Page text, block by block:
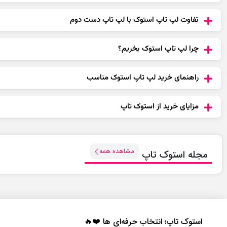
تفاوت لپ تاپ استوک با لپ تاپ دست دوم
چرا لپ تاپ استوک بخریم؟
راهنمای خرید لپ تاپ استوک مناسب
مزایای خرید از استوک تاپ
مجله استوک تاپ مشاهده همه
استوک تاپ؛ انتخاب حرفه‌ای‌ ها ❤️🔥